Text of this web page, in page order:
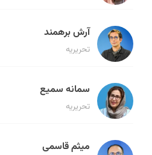
آرش برهمند
تحریریه
سمانه سمیع
تحریریه
میثم قاسمی